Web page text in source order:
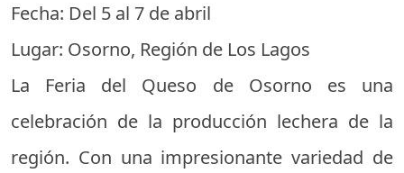
Fecha: Del 5 al 7 de abril
Lugar: Osorno, Región de Los Lagos
La Feria del Queso de Osorno es una
celebración de la producción lechera de la
región. Con una impresionante variedad de